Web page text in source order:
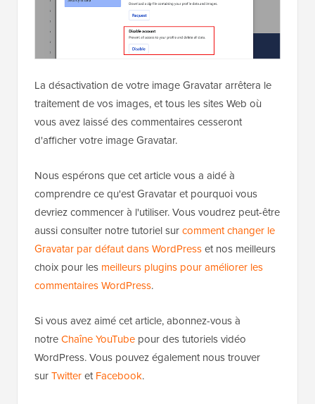
La désactivation de votre image Gravatar arrêtera le
traitement de vos images, et tous les sites Web où
vous avez laissé des commentaires cesseront
d'afficher votre image Gravatar.
Nous espérons que cet article vous a aidé à
comprendre ce qu'est Gravatar et pourquoi vous
devriez commencer à l'utiliser. Vous voudrez peut-être
aussi consulter notre tutoriel surcomment changer le
Gravatar par défaut dans WordPresset nos meilleurs
choix pour les meilleurs plugins pour améliorer les
commentaires WordPress.
Si vous avez aimé cet article, abonnez-vous à
notreChaîne YouTube pour des tutoriels vidéo
WordPress. Vous pouvez également nous trouver
surTwitteretFacebook.